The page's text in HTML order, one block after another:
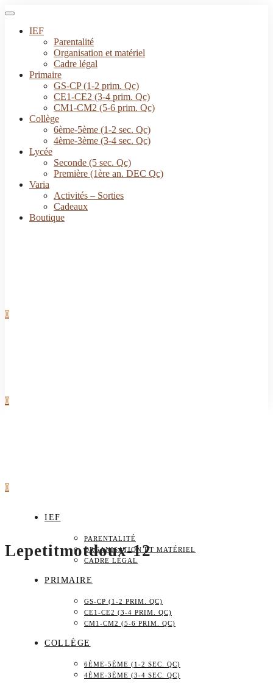
IEF
Parentalité
Organisation et matériel
Cadre légal
Primaire
GS-CP (1-2 prim. Qc)
CE1-CE2 (3-4 prim. Qc)
CM1-CM2 (5-6 prim. Qc)
Collège
6ème-5ème (1-2 sec. Qc)
4ème-3ème (3-4 sec. Qc)
Lycée
Seconde (5 sec. Qc)
Première (1ère an. DEC Qc)
Varia
Activités – Sorties
Cadeaux
Boutique
0
0
0
IEF
PARENTALITÉ
ORGANISATION ET MATÉRIEL
CADRE LÉGAL
PRIMAIRE
GS-CP (1-2 PRIM. QC)
CE1-CE2 (3-4 PRIM. QC)
CM1-CM2 (5-6 PRIM. QC)
COLLÈGE
6ÈME-5ÈME (1-2 SEC. QC)
4ÈME-3ÈME (3-4 SEC. QC)
Lepetitmotdoux-12